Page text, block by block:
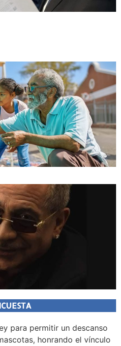
para permitir un descanso
honrando el vínculo